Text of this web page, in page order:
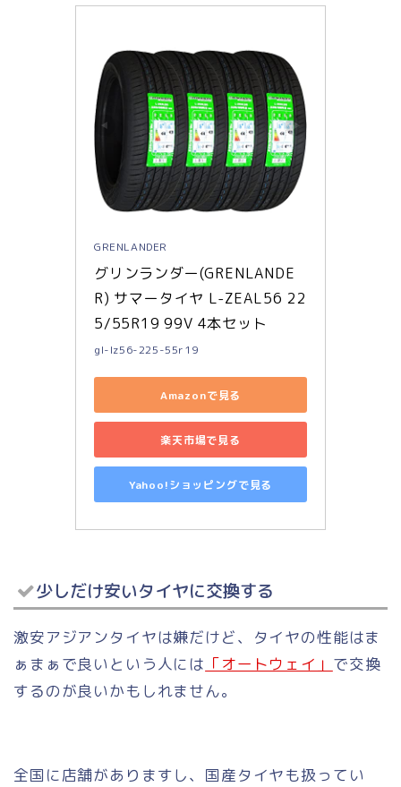
GRENLANDER
グリンランダー(GRENLANDE
R) サマータイヤ L-ZEAL56 22
5/55R19 99V 4本セット
gl-lz56-225-55r19
Amazonで見る
楽天市場で見る
Yahoo!ショッピングで見る
少しだけ安いタイヤに交換する
激安アジアンタイヤは嫌だけど、タイヤの性能はま
ぁまぁで良いという人には 「オートウェイ」 で交換
するのが良いかもしれません。
全国に店舗がありますし、国産タイヤも扱ってい